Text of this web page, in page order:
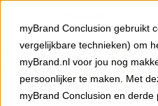
myBrand Conclusion gebruikt
vergelijkbare technieken) om
myBrand.nl voor jou nog
persoonlijker te maken. Met
myBrand Conclusion en derde
naar
inhoud